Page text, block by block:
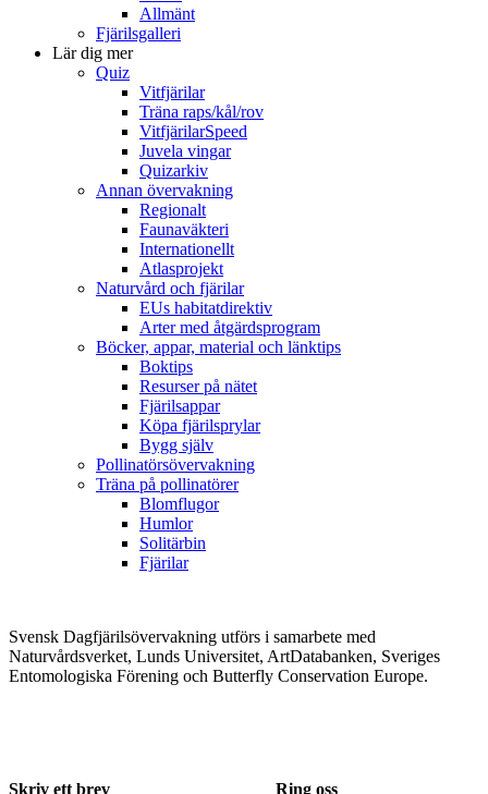
Allmänt
Fjärilsgalleri
Lär dig mer
Quiz
Vitfjärilar
Träna raps/kål/rov
VitfjärilarSpeed
Juvela vingar
Quizarkiv
Annan övervakning
Regionalt
Faunaväkteri
Internationellt
Atlasprojekt
Naturvård och fjärilar
EUs habitatdirektiv
Arter med åtgärdsprogram
Böcker, appar, material och länktips
Boktips
Resurser på nätet
Fjärilsappar
Köpa fjärilsprylar
Bygg själv
Pollinatörsövervakning
Träna på pollinatörer
Blomflugor
Humlor
Solitärbin
Fjärilar
Svensk Dagfjärilsövervakning utförs i samarbete med
Naturvårdsverket, Lunds Universitet, ArtDatabanken, Sveriges
Entomologiska Förening och Butterfly Conservation Europe.
Skriv ett brev Ring oss